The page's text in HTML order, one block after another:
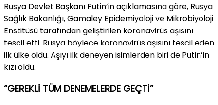
Rusya Devlet Başkanı Putin’in açıklamasına göre, Rusya
Sağlık Bakanlığı, Gamaley Epidemiyoloji ve Mikrobiyoloji
Enstitüsü tarafından geliştirilen koronavirüs aşısını
tescil etti. Rusya böylece koronavirüs aşısını tescil eden
ilk ülke oldu. Aşıyı ilk deneyen isimlerden biri de Putin’in
kızı oldu.
“GEREKLİ TÜM DENEMELERDE GEÇTİ”